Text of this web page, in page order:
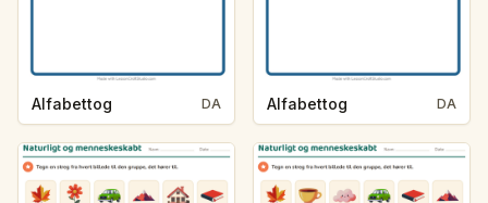
Alfabettog DA Alfabettog DA